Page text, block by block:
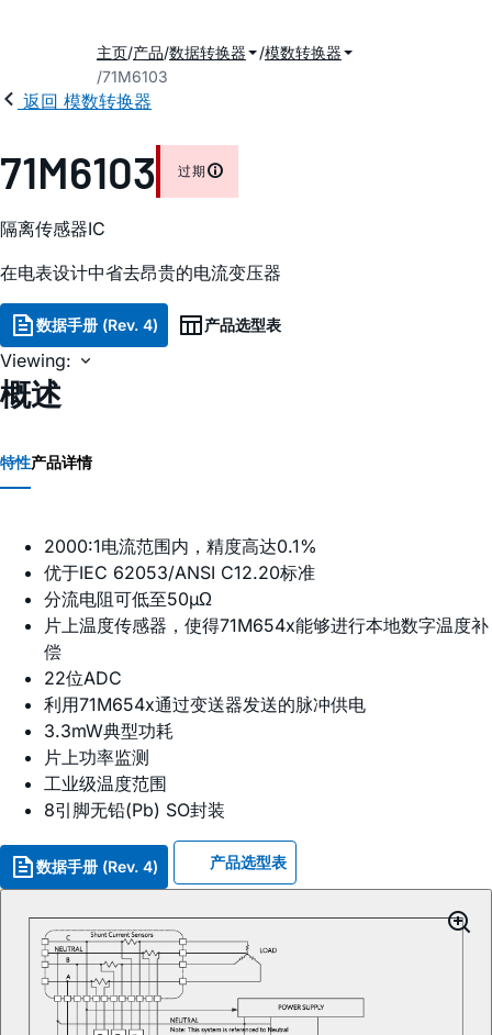
主页 产品 数据转换器
模数转换器
71M6103
返回 模数转换器
71M6103 过期
隔离传感器IC
在电表设计中省去昂贵的电流变压器
数据手册 (Rev. 4) 产品选型表
Viewing:
概述
特性产品详情
2000:1电流范围内，精度高达0.1%
优于IEC 62053/ANSI C12.20标准
分流电阻可低至50µΩ
片上温度传感器，使得71M654x能够进行本地数字温度补
偿
22位ADC
利用71M654x通过变送器发送的脉冲供电
3.3mW典型功耗
片上功率监测
工业级温度范围
8引脚无铅(Pb) SO封装
数据手册 (Rev. 4) 产品选型表